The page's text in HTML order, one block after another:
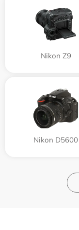
Nikon Z9
Nikon D5600